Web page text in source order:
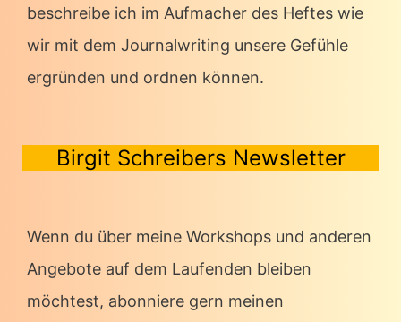
beschreibe ich im Aufmacher des Heftes wie
wir mit dem Journalwriting unsere Gefühle
ergründen und ordnen können.
Birgit Schreibers Newsletter
Wenn du über meine Workshops und anderen
Angebote auf dem Laufenden bleiben
möchtest, abonniere gern meinen